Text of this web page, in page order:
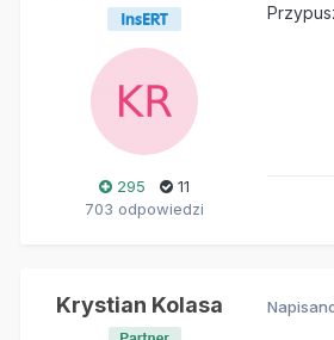
295
11
703 odpowiedzi
Krystian Kolasa